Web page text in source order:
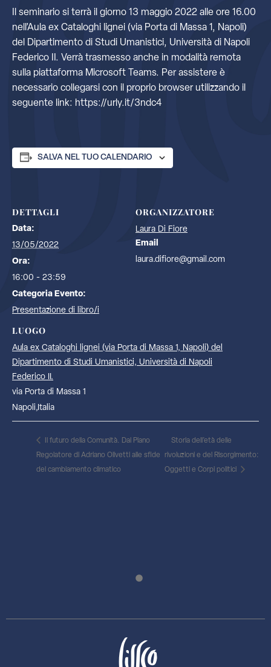
Il seminario si terrà il giorno 13 maggio 2022 alle ore 16.00
nell’Aula ex Cataloghi lignei (via Porta di Massa 1, Napoli)
del Dipartimento di Studi Umanistici, Università di Napoli
Federico II. Verrà trasmesso anche in modalità remota
sulla piattaforma Microsoft Teams. Per assistere è
necessario collegarsi con il proprio browser utilizzando il
seguente link: https://urly.it/3ndc4
SALVA NEL TUO CALENDARIO
DETTAGLI
Data:
13/05/2022
Ora:
16:00 - 23:59
Categoria Evento:
Presentazione di libro/i
LUOGO
Aula ex Cataloghi lignei (via Porta di Massa 1, Napoli) del
Dipartimento di Studi Umanistici, Università di Napoli
Federico II.
via Porta di Massa 1
Napoli,Italia
ORGANIZZATORE
Laura Di Fiore
Email
laura.difiore@gmail.com
Il futuro della Comunità. Dal Piano
Regolatore di Adriano Olivetti alle sfide
del cambiamento climatico
Storia dell’età delle
rivoluzioni e del Risorgimento:
Oggetti e Corpi politici